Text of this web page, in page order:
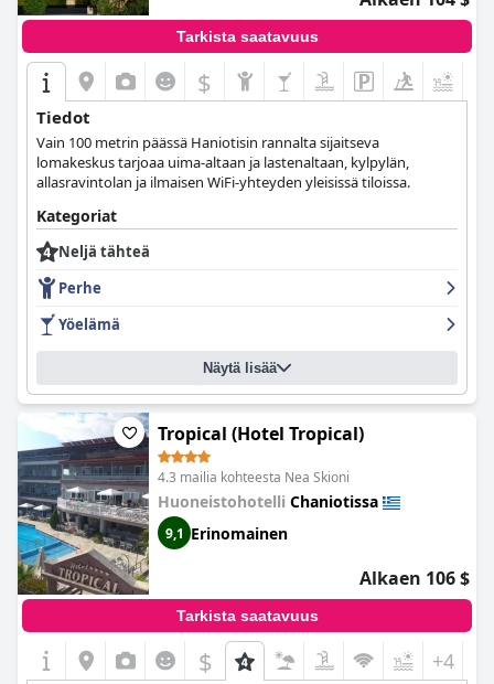
Tarkista saatavuus
$
Tiedot
Vain 100 metrin päässä Haniotisin rannalta sijaitseva
lomakeskus tarjoaa uima-altaan ja lastenaltaan, kylpylän,
allasravintolan ja ilmaisen WiFi-yhteyden yleisissä tiloissa.
Kategoriat
Neljä tähteä
Perhe
Yöelämä
Näytä lisää
Tropical (Hotel Tropical)
4.3 mailia kohteesta Nea Skioni
Huoneistohotelli Chaniotissa
9,1 Erinomainen
Alkaen 106 $
Tarkista saatavuus
$ +4